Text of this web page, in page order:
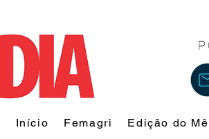
Início Femagri Edição do